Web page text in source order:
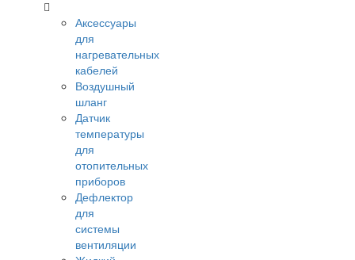
Аксессуары
для
нагревательных
кабелей
Воздушный
шланг
Датчик
температуры
для
отопительных
приборов
Дефлектор
для
системы
вентиляции